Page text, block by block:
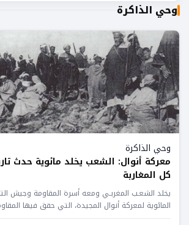
وحي الذاكرة
وحي الذاكرة
معركة أنوال: الشعب يخلد مائوية حدث
كل المغاربة
يخلد الشعـب المغربـي ومعه أسرة المقاومة وجيش
المائوية لمعركة أنوال المجيدة، التي حقق فيها
المغاربة...